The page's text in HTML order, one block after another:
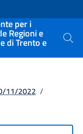
per i
Regioni e
di Trento e Cerca
11/2022 /